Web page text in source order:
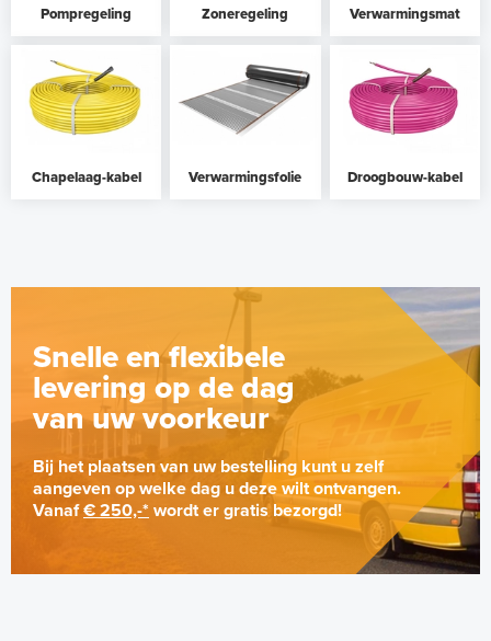
Pompregeling Zoneregeling Verwarmingsmat
Chapelaag-kabel Verwarmingsfolie Droogbouw-kabel
Snelle en flexibele
levering op de dag
van uw voorkeur
Bij het plaatsen van uw bestelling kunt u zelf
aangeven op welke dag u deze wilt ontvangen.
Vanaf€ 250,-* wordt er gratis bezorgd!